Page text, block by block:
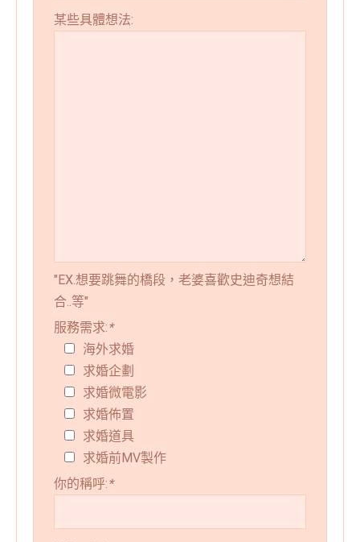
某些具體想法:
"EX.想要跳舞的橋段，老婆喜歡史迪奇想結
合..等"
服務需求:*
海外求婚
求婚企劃
求婚微電影
求婚佈置
求婚道具
求婚前MV製作
你的稱呼:*